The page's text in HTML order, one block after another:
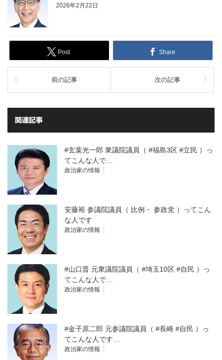
2026年2月22日
Post Share
前の記事 次の記事
関連記事
#玄葉光一郎 衆議院議員（ #福島3区 #立民 ）っ
てこんな人で…
政治家の情報
安藤裕 参議院議員（ 比例・ 参政党 ）ってこん
な人です
政治家の情報
#山口晋 元衆議院議員（ #埼玉10区 #自民 ）っ
てこんな人で…
政治家の情報
#金子原二郎 元参議院議員（ #長崎 #自民 ）っ
てこんな人です…
政治家の情報